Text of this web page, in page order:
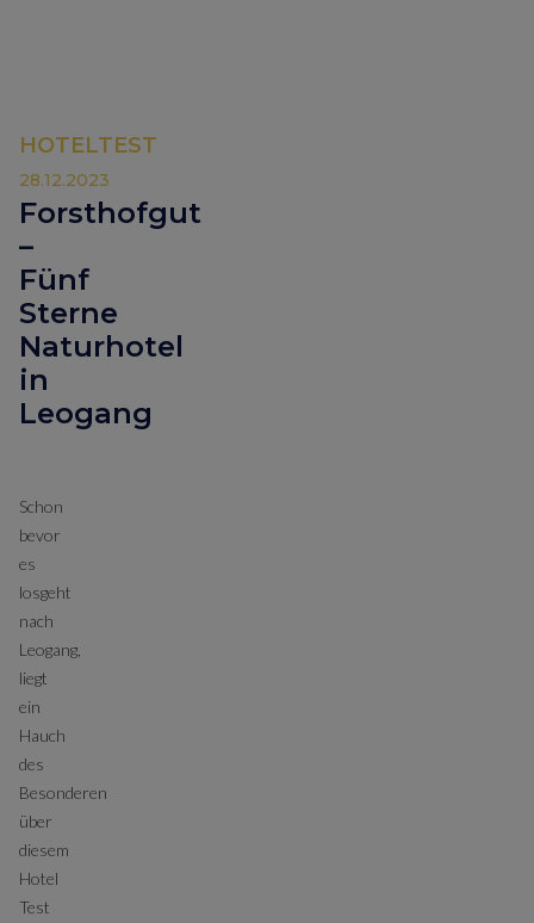
HOTELTEST
28.12.2023
Forsthofgut
–
Fünf
Sterne
Naturhotel
in
Leogang
Schon
bevor
es
losgeht
nach
Leogang,
liegt
ein
Hauch
des
Besonderen
über
diesem
Hotel
Test